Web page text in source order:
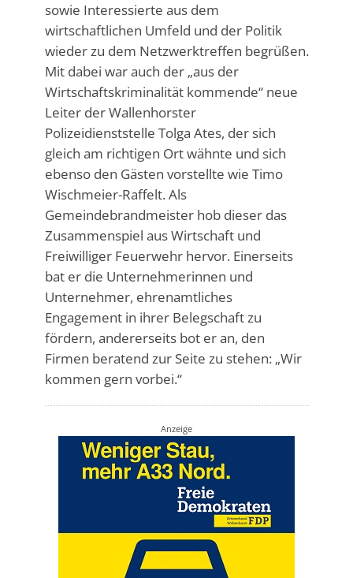
sowie Interessierte aus dem
wirtschaftlichen Umfeld und der Politik
wieder zu dem Netzwerktreffen begrüßen.
Mit dabei war auch der „aus der
Wirtschaftskriminalität kommende“ neue
Leiter der Wallenhorster
Polizeidienststelle Tolga Ates, der sich
gleich am richtigen Ort wähnte und sich
ebenso den Gästen vorstellte wie Timo
Wischmeier-Raffelt. Als
Gemeindebrandmeister hob dieser das
Zusammenspiel aus Wirtschaft und
Freiwilliger Feuerwehr hervor. Einerseits
bat er die Unternehmerinnen und
Unternehmer, ehrenamtliches
Engagement in ihrer Belegschaft zu
fördern, andererseits bot er an, den
Firmen beratend zur Seite zu stehen: „Wir
kommen gern vorbei.“
Anzeige